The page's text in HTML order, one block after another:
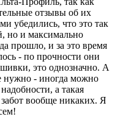
отзывы об их
убедились, что это так
но и максимально
прошло, и за это время
- по прочности они
это однозначно. А
нужно - иногда можно
а такая
забот вообще никаких. Я